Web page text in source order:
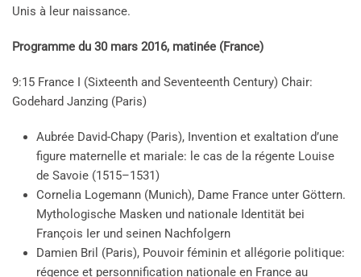
Unis à leur naissance.
Programme du 30 mars 2016, matinée (France)
9:15 France I (Sixteenth and Seventeenth Century) Chair:
Godehard Janzing (Paris)
Aubrée David-Chapy (Paris), Invention et exaltation d’une
figure maternelle et mariale: le cas de la régente Louise
de Savoie (1515–1531)
Cornelia Logemann (Munich), Dame France unter Göttern.
Mythologische Masken und nationale Identität bei
François Ier und seinen Nachfolgern
Damien Bril (Paris), Pouvoir féminin et allégorie politique:
régence et personnification nationale en France au